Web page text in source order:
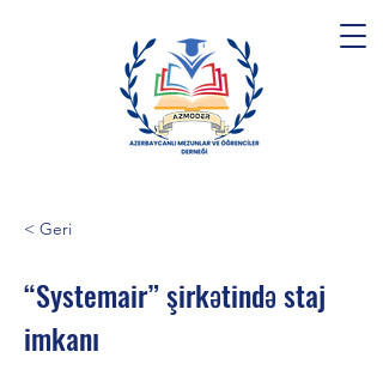
< Geri
“Systemair” şirkətində staj
imkanı